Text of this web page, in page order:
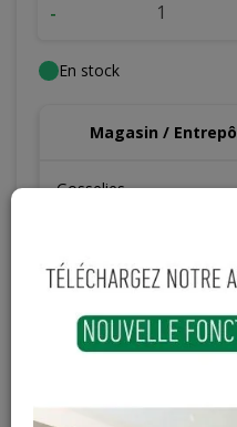
-
En stock
Magasin /
Gosselies